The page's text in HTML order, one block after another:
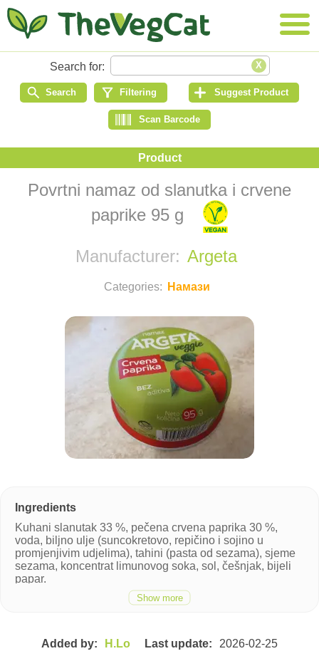
Povrtni namaz od slanutka i crvene
paprike 95 g
Argeta
Намази
Kuhani slanutak 33 %, pečena crvena paprika 30 %,
voda, biljno ulje (suncokretovo, repičino i sojino u
promjenjivim udjelima), tahini (pasta od sezama), sjeme
sezama, koncentrat limunovog soka, sol, češnjak, bijeli
papar.
H.Lo 2026-02-25